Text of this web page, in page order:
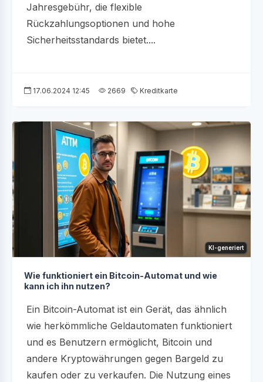
Jahresgebühr, die flexible
Rückzahlungsoptionen und hohe
Sicherheitsstandards bietet....
17.06.2024 12:45 2669 Kreditkarte
KI-generiert
Wie funktioniert ein Bitcoin-Automat und wie
kann ich ihn nutzen?
Ein Bitcoin-Automat ist ein Gerät, das ähnlich
wie herkömmliche Geldautomaten funktioniert
und es Benutzern ermöglicht, Bitcoin und
andere Kryptowährungen gegen Bargeld zu
kaufen oder zu verkaufen. Die Nutzung eines